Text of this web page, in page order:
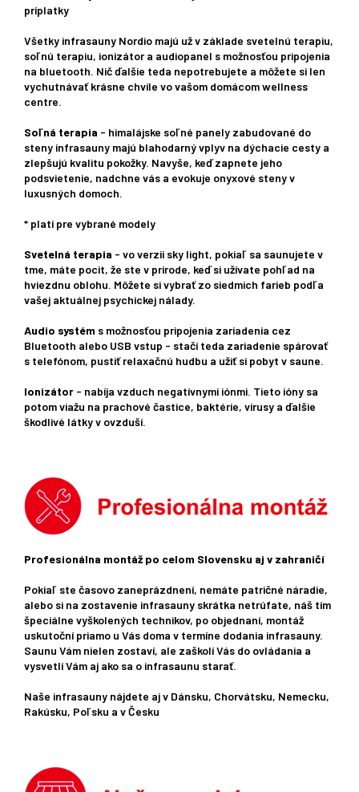
príplatky
Všetky infrasauny Nordio majú už v základe svetelnú terapiu,
soľnú terapiu, ionizátor a audiopanel s možnosťou pripojenia
na bluetooth. Nič ďalšie teda nepotrebujete a môžete si len
vychutnávať krásne chvíle vo vašom domácom wellness
centre.
Soľná terapia - himalájske soľné panely zabudované do
steny infrasauny majú blahodarný vplyv na dýchacie cesty a
zlepšujú kvalitu pokožky. Navyše, keď zapnete jeho
podsvietenie, nadchne vás a evokuje onyxové steny v
luxusných domoch.
* platí pre vybrané modely
Svetelná terapia - vo verzii sky light, pokiaľ sa saunujete v
tme, máte pocit, že ste v prírode, keď si užívate pohľad na
hviezdnu oblohu. Môžete si vybrať zo siedmich farieb podľa
vašej aktuálnej psychickej nálady.
Audio systém s možnosťou pripojenia zariadenia cez
Bluetooth alebo USB vstup - stačí teda zariadenie spárovať
s telefónom, pustiť relaxačnú hudbu a užiť si pobyt v saune.
Ionizátor - nabíja vzduch negatívnymi iónmi. Tieto ióny sa
potom viažu na prachové častice, baktérie, vírusy a ďalšie
škodlivé látky v ovzduší.
Profesionálna montáž po celom Slovensku aj v zahraničí
Pokiaľ ste časovo zaneprázdnení, nemáte patričné ​​náradie,
alebo si na zostavenie infrasauny skrátka netrúfate, náš tím
špeciálne vyškolených technikov, po objednaní, montáž
uskutoční priamo u Vás doma v termíne dodania infrasauny.
Saunu Vám nielen zostaví, ale zaškolí Vás do ovládania a
vysvetlí Vám aj ako sa o infrasaunu starať.
Naše infrasauny nájdete aj v Dánsku, Chorvátsku, Nemecku,
Rakúsku, Poľsku a v Česku